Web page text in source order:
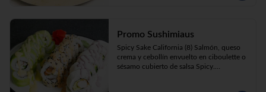
Promo Sushimiaus
Spicy Sake California (8) Salmón, queso
crema y cebollín envuelto en ciboulette o
sésamo cubierto de salsa Spicy.